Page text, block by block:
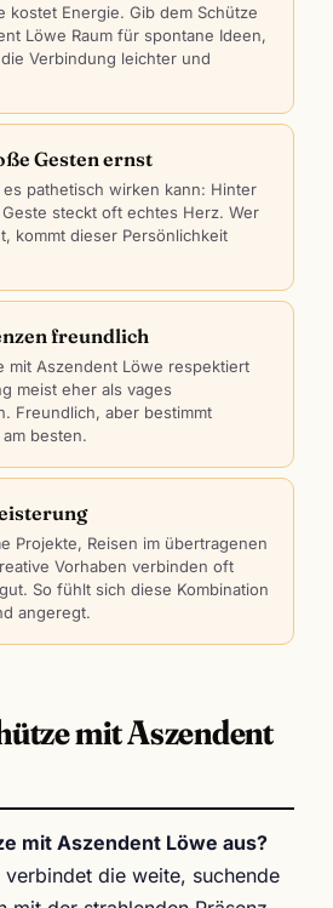
kostet Energie. Gib dem Schütze
Löwe Raum für spontane Ideen,
Verbindung leichter und
Gesten ernst
pathetisch wirken kann: Hinter
steckt oft echtes Herz. Wer
kommt dieser Persönlichkeit
freundlich
mit Aszendent Löwe respektiert
meist eher als vages
Freundlich, aber bestimmt
besten.
Projekte, Reisen im übertragenen
Vorhaben verbinden oft
So fühlt sich diese Kombination
angeregt.
mit Aszendent
mit Aszendent Löwe aus?
verbindet die weite, suchende